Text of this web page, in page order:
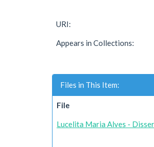
URI:
Appears in Collections:
Files in This Item:
File
Lucelita Maria Alves -